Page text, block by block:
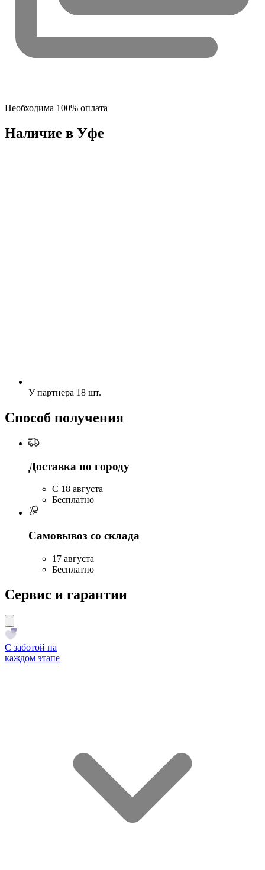
Необходима 100% оплата
Наличие в Уфe
У партнера 18 шт.
Способ получения
Доставка по городу
C 18 августа
Бесплатно
Самовывоз со склада
17 августа
Бесплатно
Сервис и гарантии
С заботой на
каждом этапе